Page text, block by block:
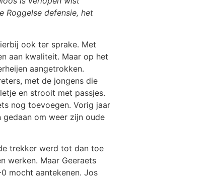
Roggelse defensie, het
ook ter sprake. Met
aan kwaliteit. Maar op het
aangetrokken.
met de jongens die
en strooit met passjes.
nog toevoegen. Vorig jaar
om weer zijn oude
trekker werd tot dan toe
werken. Maar Geeraets
mocht aantekenen. Jos